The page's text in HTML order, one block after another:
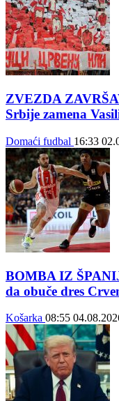
ZVEZDA
Srbije zamena
Domaći fudbal 16:33
BOMBA IZ
da obuče dres
Košarka 08:55